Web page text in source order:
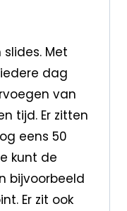
Met
dag
van
tijd. Er zitten
eens 50
kunt de
bijvoorbeeld
Er zit ook